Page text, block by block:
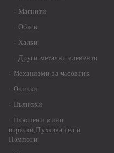
Магнити
Обков
Халки
Други метални елементи
Механизми за часовник
Очички
Пълнежи
Плюшени мини
играчки,Пухкава тел и
Помпони